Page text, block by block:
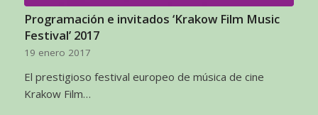
Programación e invitados ‘Krakow Film Music
Festival’ 2017
19 enero 2017
El prestigioso festival europeo de música de cine
Krakow Film…